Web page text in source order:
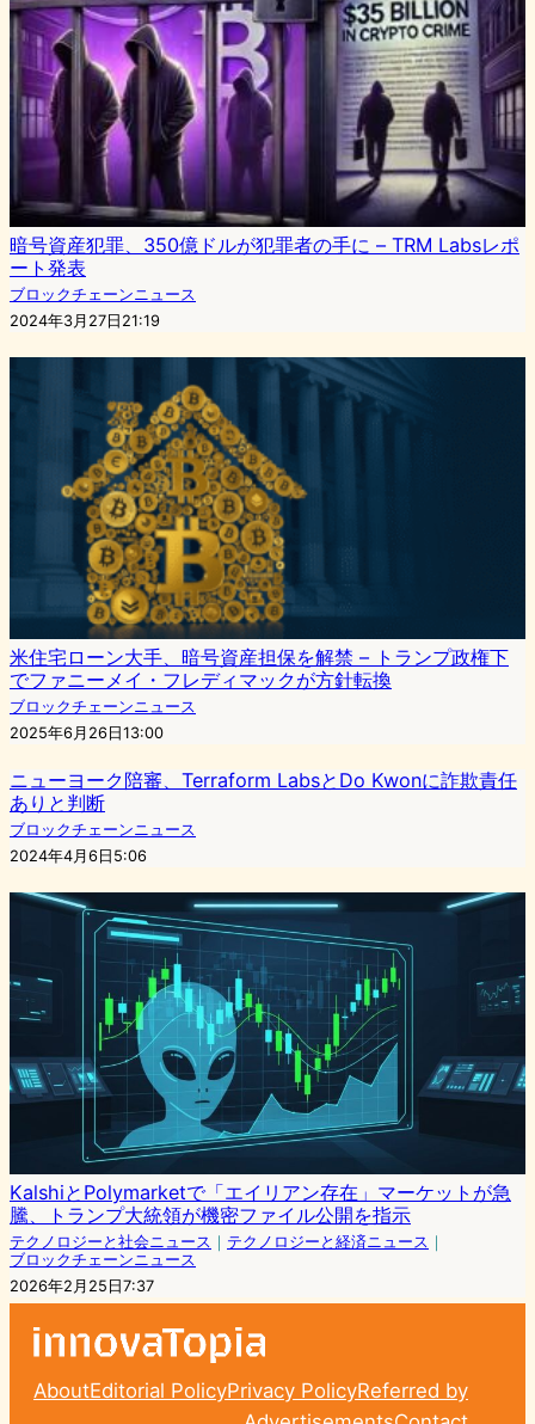
暗号資産犯罪、350億ドルが犯罪者の手に – TRM Labsレポ
ート発表
ブロックチェーンニュース
2024年3月27日21:19
米住宅ローン大手、暗号資産担保を解禁 – トランプ政権下
でファニーメイ・フレディマックが方針転換
ブロックチェーンニュース
2025年6月26日13:00
ニューヨーク陪審、Terraform LabsとDo Kwonに詐欺責任
ありと判断
ブロックチェーンニュース
2024年4月6日5:06
KalshiとPolymarketで「エイリアン存在」マーケットが急
騰、トランプ大統領が機密ファイル公開を指示
テクノロジーと社会ニュース ｜ テクノロジーと経済ニュース ｜
ブロックチェーンニュース
2026年2月25日7:37
AboutEditorial PolicyPrivacy PolicyReferred by